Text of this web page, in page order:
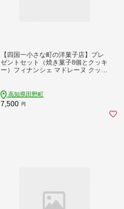
【四国一小さな町の洋菓子店】プレ
ゼントセット（焼き菓子8個とクッキ
ー）フィナンシェ マドレーヌ クッキ
高知県田野町
7,500 円